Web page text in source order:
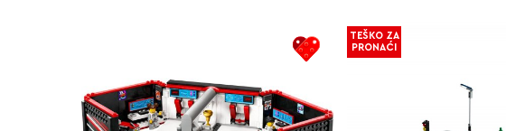
TEŠKO ZA
PRONAĆI